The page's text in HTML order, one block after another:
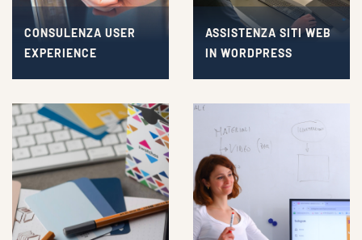
CONSULENZA USER
EXPERIENCE
ASSISTENZA SITI WEB
IN WORDPRESS